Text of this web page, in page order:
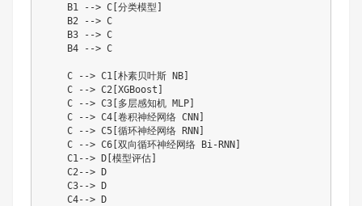
    B1 --> C[分类模型]
    B2 --> C
    B3 --> C
    B4 --> C
    C --> C1[朴素贝叶斯 NB]
    C --> C2[XGBoost]
    C --> C3[多层感知机 MLP]
    C --> C4[卷积神经网络 CNN]
    C --> C5[循环神经网络 RNN]
    C --> C6[双向循环神经网络 Bi-RNN]
    C1--> D[模型评估]
    C2--> D
    C3--> D
    C4--> D